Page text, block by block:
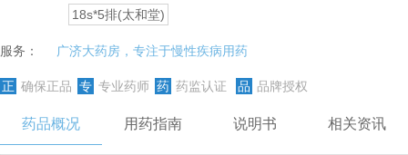
18s*5排(太和堂)
服务： 广济大药房，专注于慢性疾病用药
正 确保正品 专 专业药师 药 药监认证 品 品牌授权
药品概况 用药指南 说明书 相关资讯